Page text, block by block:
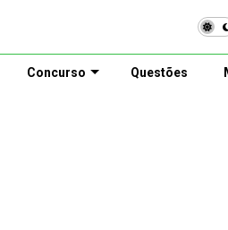
Concurso Questões